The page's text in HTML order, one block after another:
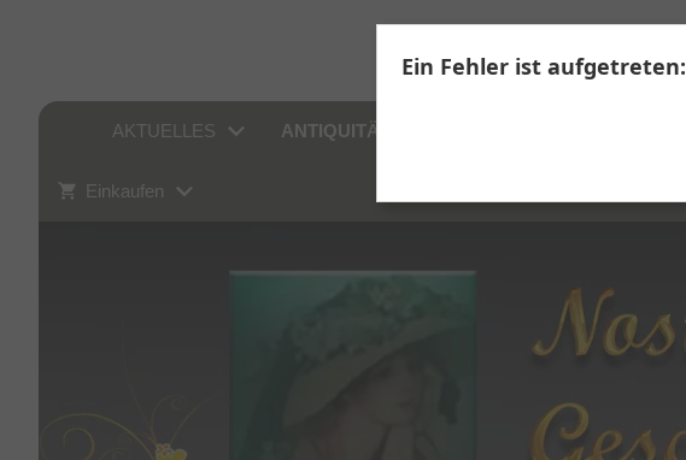
AKTUELLES ANTIQUITÄTEN
Einkaufen
Ein Fehler ist aufgetreten: